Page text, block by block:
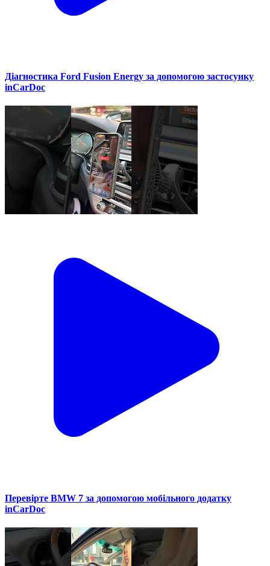
Діагностика Ford Fusion Energy за допомогою застосунку
inCarDoc
Перевірте BMW 7 за допомогою мобільного додатку
inCarDoc